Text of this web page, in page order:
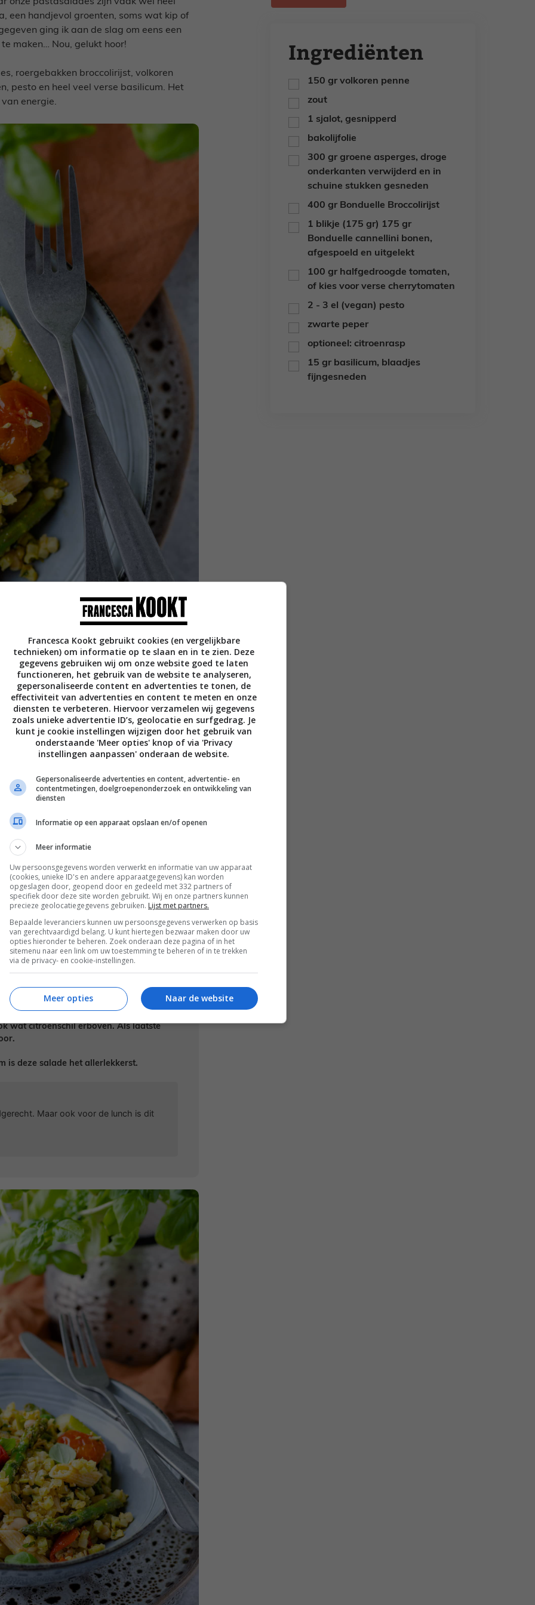
een handjevol groenten, soms wat kip of
ging ik aan de slag om eens een
maken… Nou, gelukt hoor!
roergebakken broccolirijst, volkoren
pesto en heel veel verse basilicum. Het
energie.
bonen toe, voor nog meer smaak
die kun je ook perfect toevoegen
de aanwijzingen op de verpakking
in 1 eetlepel bakolijfolie met een
minuten. Roer daarna de broccolirijst
3 minuten tot de asperges beetgaar
penne samen met de cannellini bonen
pesto in de pan samen met een snuf
voeg naar eigen smaak extra pesto en
wat citroenschil erboven. Als laatste
is deze salade het allerlekkerst.
Maar ook voor de lunch is dit
Ingrediënten
▢
150 gr volkoren penne
▢
zout
▢
1 sjalot, gesnipperd
▢bakolijfolie
▢
300 gr groene asperges, droge
onderkanten verwijderd en in
schuine stukken gesneden
▢
400 gr Bonduelle Broccolirijst
▢
1 blikje (175 gr) 175 gr
Bonduelle cannellini bonen,
afgespoeld en uitgelekt
▢
100 gr halfgedroogde tomaten,
of kies voor verse cherrytomaten
▢
2 - 3 el (vegan) pesto
▢
zwarte peper
▢
optioneel: citroenrasp
▢
15 gr basilicum, blaadjes
fijngesneden
Francesca Kookt gebruikt cookies (en vergelijkbare
technieken) om informatie op te slaan en in te zien. Deze
gegevens gebruiken wij om onze website goed te laten
functioneren, het gebruik van de website te analyseren,
gepersonaliseerde content en advertenties te tonen, de
effectiviteit van advertenties en content te meten en onze
diensten te verbeteren. Hiervoor verzamelen wij gegevens
zoals unieke advertentie ID’s, geolocatie en surfgedrag. Je
kunt je cookie instellingen wijzigen door het gebruik van
onderstaande 'Meer opties' knop of via 'Privacy
instellingen aanpassen' onderaan de website.
Gepersonaliseerde advertenties en content, advertentie- en
contentmetingen, doelgroepenonderzoek en ontwikkeling van
diensten
Informatie op een apparaat opslaan en/of openen
Meer informatie
Uw persoonsgegevens worden verwerkt en informatie van uw apparaat
(cookies, unieke ID's en andere apparaatgegevens) kan worden
opgeslagen door, geopend door en gedeeld met 332 partners of
specifiek door deze site worden gebruikt. Wij en onze partners kunnen
precieze geolocatiegegevens gebruiken. Lijst met partners.
Bepaalde leveranciers kunnen uw persoonsgegevens verwerken op basis
van gerechtvaardigd belang. U kunt hiertegen bezwaar maken door uw
opties hieronder te beheren. Zoek onderaan deze pagina of in het
sitemenu naar een link om uw toestemming te beheren of in te trekken
via de privacy- en cookie-instellingen.
Naar de website
Meer opties